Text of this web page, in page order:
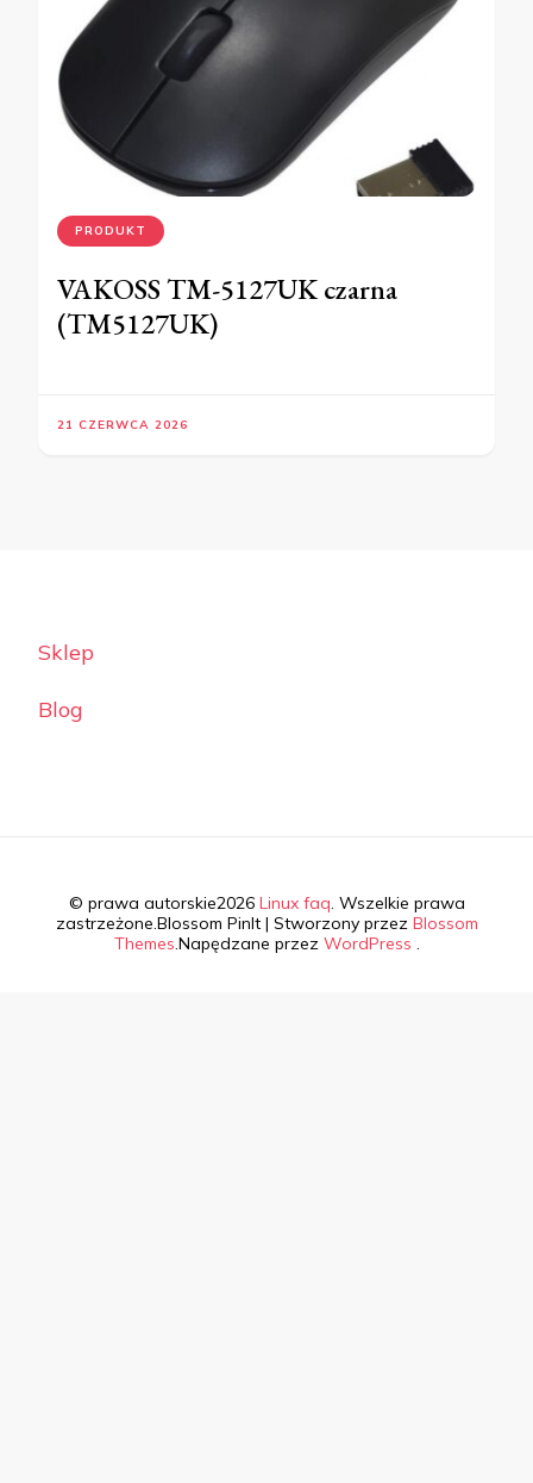
PRODUKT
VAKOSS TM-5127UK czarna
(TM5127UK)
21 CZERWCA 2026
Sklep
Blog
© prawa autorskie2026 Linux faq. Wszelkie prawa
zastrzeżone.Blossom PinIt | Stworzony przez Blossom
Themes.Napędzane przez WordPress .